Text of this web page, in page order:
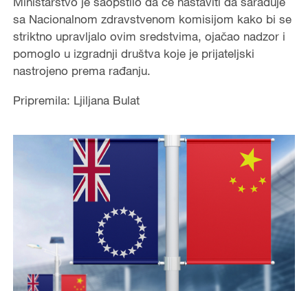
sa Nacionalnom zdravstvenom komisijom kako bi se
striktno upravljalo ovim sredstvima, ojačao nadzor i
pomoglo u izgradnji društva koje je prijateljski
nastrojeno prema rađanju.
Pripremila: Ljiljana Bulat